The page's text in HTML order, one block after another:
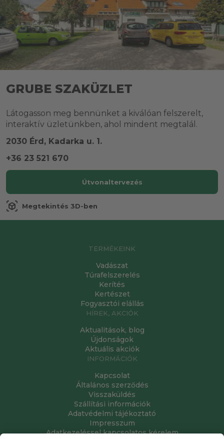
GRUBE SZAKÜZLET
Látogasson meg bennünket a kiválóan felszerelt,
interaktív üzletünkben, ahol mindent megtalál.
2030 Érd, Kadarka u. 1.
+36 23 521 670
Útvonaltervezés
view_in_ar Megtekintés 3D-ben
TERMÉKEINK
Vadászat
Túrafelszerelés
Kerítés
Kertészet
Fogyasztói elállás
HÍREK, AKCIÓK
Aktualitások, blog
Újdonságok
Aktuális akciók
INFORMÁCIÓK
Kapcsolat
Általános szerződés
Visszaküldés
Szállítási információk
Adatvédelmi tájékoztató
Impresszum
Adatkezeléssel kapcsolatos kérelem